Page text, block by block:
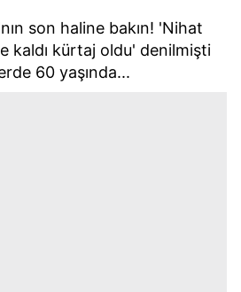
son haline bakın! 'Nihat
kaldı kürtaj oldu' denilmişti
60 yaşında...